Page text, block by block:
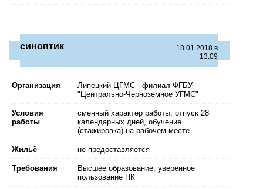
синоптик
18.01.2018 в
13:09
Организация
Липецкий ЦГМС - филиал ФГБУ
"Центрально-Черноземное УГМС"
Условия
работы
сменный характер работы, отпуск 28
календарных дней, обучение
(стажировка) на рабочем месте
Жильё не предоставляется
Требования
Высшее образование, уверенное
пользование ПК